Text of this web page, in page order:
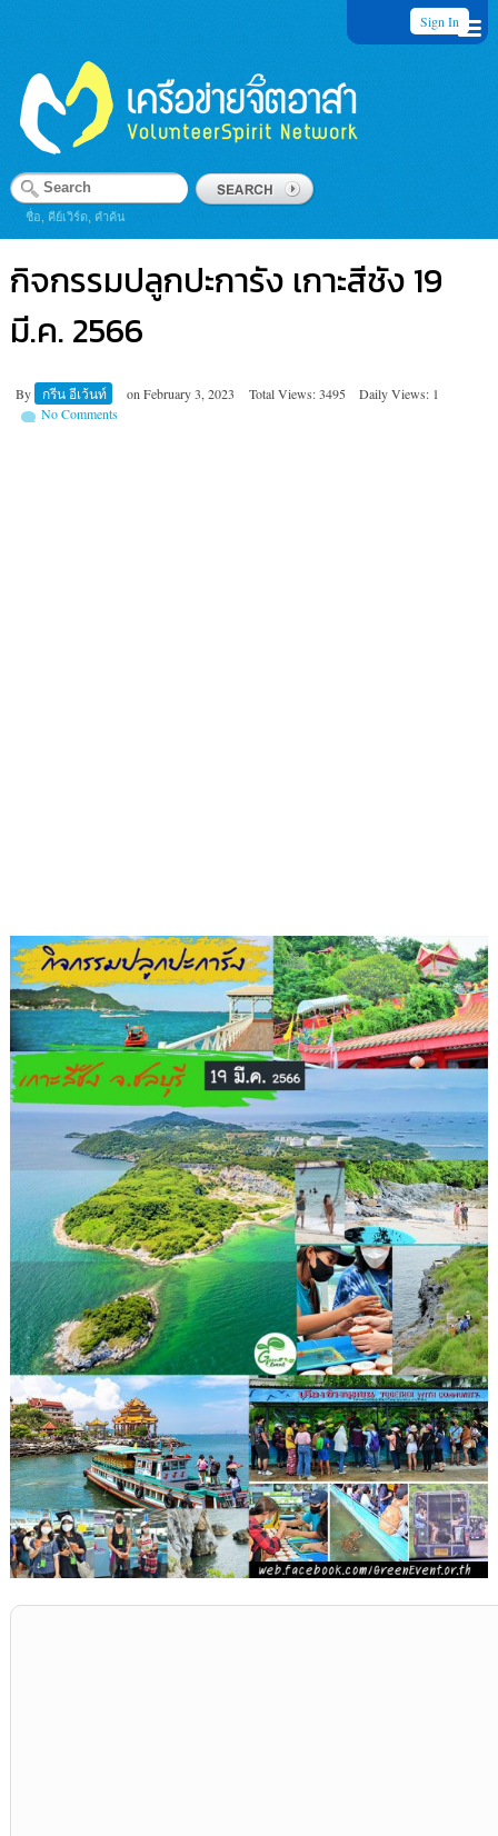
Sign In
ชื่อ, คีย์เวิร์ด, คำค้น
กิจกรรมปลูกปะการัง เกาะสีชัง 19
มี.ค. 2566
By กรีน อีเว้นท์ on February 3, 2023 Total Views: 3495
Daily Views: 1
No Comments